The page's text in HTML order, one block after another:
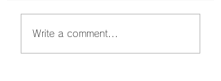
鰤狙い撃ちでボッコボ
コ🐟
Write a comment...